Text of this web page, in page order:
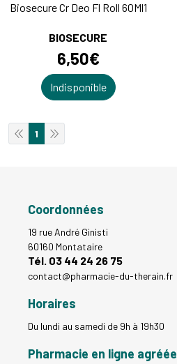
Biosecure Cr Deo Fl Roll 60Ml1
BIOSECURE
6,50€
Indisponible
1
Coordonnées
19 rue André Ginisti
60160 Montataire
Tél. 03 44 24 26 75
contact@pharmacie-du-therain.fr
Horaires
Du lundi au samedi de 9h à 19h30
Pharmacie en ligne agréée